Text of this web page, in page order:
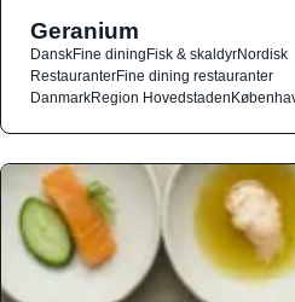
Geranium
DanskFine diningFisk & skaldyrNordisk
RestauranterFine dining restauranter
DanmarkRegion Hovedstaden